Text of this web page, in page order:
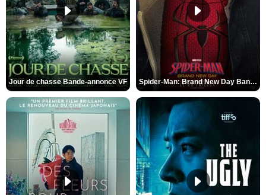
Jour de chasse Bande-annonce VF Spider-Man: Brand New Day Bande-annonce (3) VO STFR